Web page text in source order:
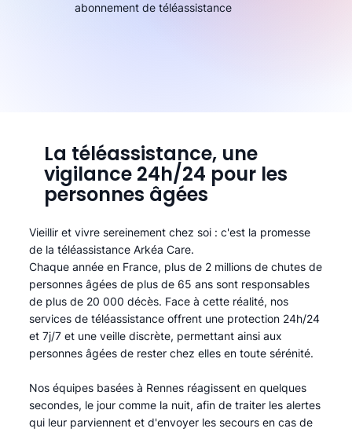
abonnement de téléassistance
La téléassistance, une
vigilance 24h/24 pour les
personnes âgées
Vieillir et vivre sereinement chez soi : c'est la promesse
de la téléassistance Arkéa Care.
Chaque année en France, plus de 2 millions de chutes de
personnes âgées de plus de 65 ans sont responsables
de plus de 20 000 décès. Face à cette réalité, nos
services de téléassistance offrent une protection 24h/24
et 7j/7 et une veille discrète, permettant ainsi aux
personnes âgées de rester chez elles en toute sérénité.​
Nos équipes basées à Rennes réagissent en quelques
secondes, le jour comme la nuit, afin de traiter les alertes
qui leur parviennent et d'envoyer les secours en cas de